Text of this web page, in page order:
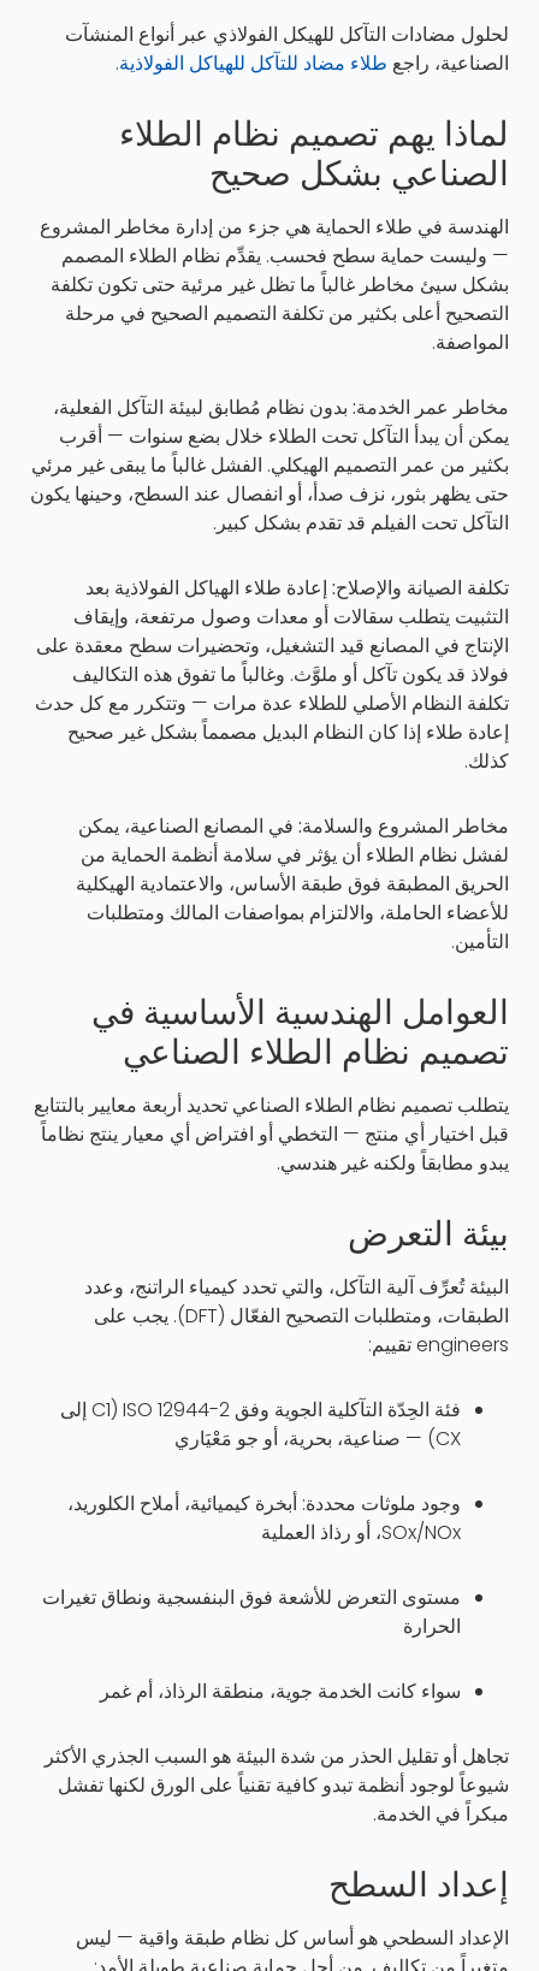
لحلول مضادات التآكل للهيكل الفولاذي عبر أنواع المنشآت
الصناعية، راجع طلاء مضاد للتآكل للهياكل الفولاذية.
لماذا يهم تصميم نظام الطلاء
الصناعي بشكل صحيح
الهندسة في طلاء الحماية هي جزء من إدارة مخاطر المشروع
— وليست حماية سطح فحسب. يقدِّم نظام الطلاء المصمم
بشكل سيئ مخاطر غالباً ما تظل غير مرئية حتى تكون تكلفة
التصحيح أعلى بكثير من تكلفة التصميم الصحيح في مرحلة
المواصفة.
مخاطر عمر الخدمة: بدون نظام مُطابق لبيئة التآكل الفعلية،
يمكن أن يبدأ التآكل تحت الطلاء خلال بضع سنوات — أقرب
بكثير من عمر التصميم الهيكلي. الفشل غالباً ما يبقى غير مرئي
حتى يظهر بثور، نزف صدأ، أو انفصال عند السطح، وحينها يكون
التآكل تحت الفيلم قد تقدم بشكل كبير.
تكلفة الصيانة والإصلاح:إعادة طلاء الهياكل الفولاذية بعد
التثبيت يتطلب سقالات أو معدات وصول مرتفعة، وإيقاف
الإنتاج في المصانع قيد التشغيل، وتحضيرات سطح معقدة على
فولاذ قد يكون تآكل أو ملوَّث. وغالباً ما تفوق هذه التكاليف
تكلفة النظام الأصلي للطلاء عدة مرات — وتتكرر مع كل حدث
إعادة طلاء إذا كان النظام البديل مصمماً بشكل غير صحيح
كذلك.
مخاطر المشروع والسلامة: في المصانع الصناعية، يمكن
لفشل نظام الطلاء أن يؤثر في سلامة أنظمة الحماية من
الحريق المطبقة فوق طبقة الأساس، والاعتمادية الهيكلية
للأعضاء الحاملة، والالتزام بمواصفات المالك ومتطلبات
التأمين.
العوامل الهندسية الأساسية في
تصميم نظام الطلاء الصناعي
يتطلب تصميم نظام الطلاء الصناعي تحديد أربعة معايير بالتتابع
قبل اختيار أي منتج — التخطي أو افتراض أي معيار ينتج نظاماً
يبدو مطابقاً ولكنه غير هندسي.
بيئة التعرض
البيئة تُعرِّف آلية التآكل، والتي تحدد كيمياء الراتنج، وعدد
الطبقات، ومتطلبات التصحيح الفعّال (DFT). يجب على
engineers تقييم:
فئة الحِدّة التآكلية الجوية وفق ISO 12944-2 (C1 إلى
CX) — صناعية، بحرية، أو جو مَعْيَاري
وجود ملوثات محددة: أبخرة كيميائية، أملاح الكلوريد،
SOx/NOx، أو رذاذ العملية
مستوى التعرض للأشعة فوق البنفسجية ونطاق تغيرات
الحرارة
سواء كانت الخدمة جوية، منطقة الرذاذ، أم غمر
تجاهل أو تقليل الحذر من شدة البيئة هو السبب الجذري الأكثر
شيوعاً لوجود أنظمة تبدو كافية تقنياً على الورق لكنها تفشل
مبكراً في الخدمة.
إعداد السطح
الإعداد السطحي هو أساس كل نظام طبقة واقية — ليس